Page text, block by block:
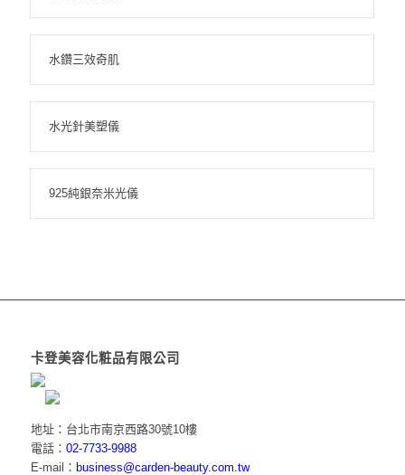
水鑽三效奇肌
水光針美塑儀
925純銀奈米光儀
卡登美容化粧品有限公司
地址：台北市南京西路30號10樓
電話： 02-7733-9988
E-mail： business@carden-beauty.com.tw